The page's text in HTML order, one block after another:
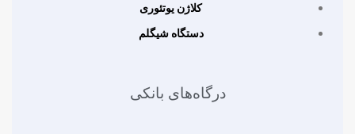
کلاژن یوتئوری
دستگاه شیگلم
درگاه‌های بانکی